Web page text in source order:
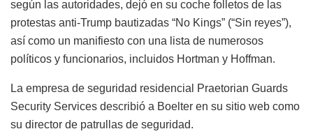
según las autoridades, dejó en su coche folletos de las
protestas anti-Trump bautizadas “No Kings” (“Sin reyes”),
así como un manifiesto con una lista de numerosos
políticos y funcionarios, incluidos Hortman y Hoffman.
La empresa de seguridad residencial Praetorian Guards
Security Services describió a Boelter en su sitio web como
su director de patrullas de seguridad.